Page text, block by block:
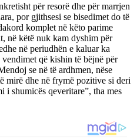
për resorë dhe për marrjen
por gjithsesi se bisedimet do të
komplet në këto parime
në këtë nuk kam dyshim për
në periudhën e kaluar ka
që kishin të bëjnë për
se në të ardhmen, nëse
mirë dhe në frymë pozitive si deri
i shumicës qeveritare”, tha mes